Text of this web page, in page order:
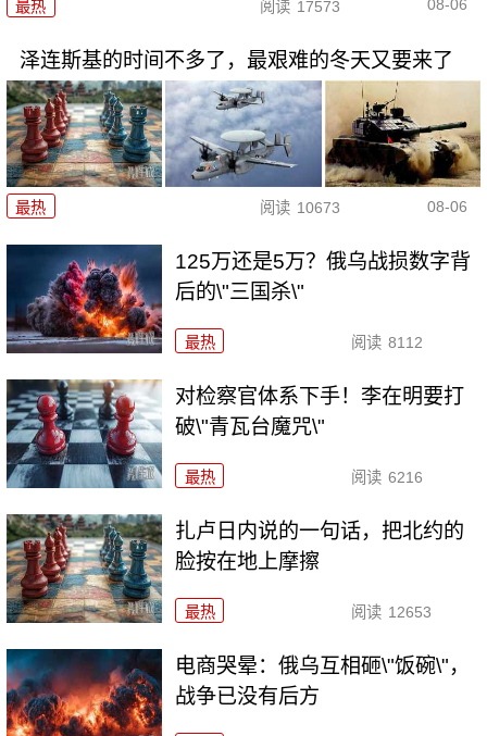
最热 阅读 17573 08-06
泽连斯基的时间不多了，最艰难的冬天又要来了
最热 阅读 10673 08-06
125万还是5万？俄乌战损数字背
后的\"三国杀\"
最热 阅读 8112
对检察官体系下手！李在明要打
破\"青瓦台魔咒\"
最热 阅读 6216
扎卢日内说的一句话，把北约的
脸按在地上摩擦
最热 阅读 12653
电商哭晕：俄乌互相砸\"饭碗\"，
战争已没有后方